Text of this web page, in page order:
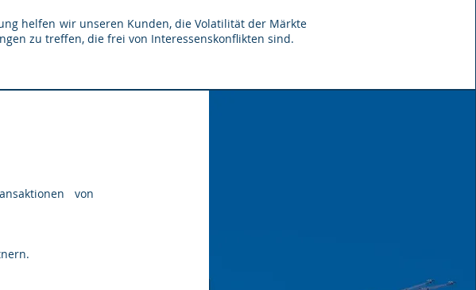
helfen wir unseren Kunden, die Volatilität der Märkte
zu treffen, die frei von Interessenskonflikten sind.
von